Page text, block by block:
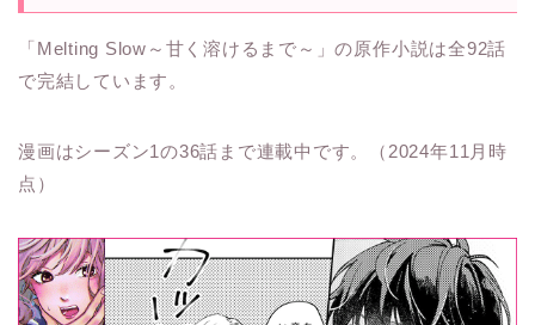
「Melting Slow～甘く溶けるまで～」の原作小説は全92話
で完結しています。
漫画はシーズン1の36話まで連載中です。（2024年11月時
点）